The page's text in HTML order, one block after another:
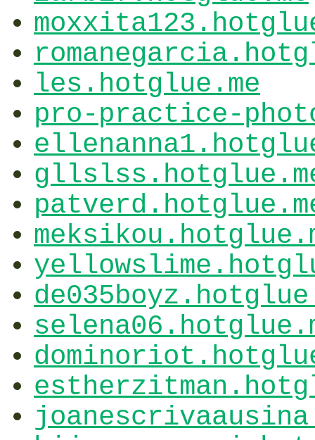
les.hotglue.me
pro-practice-